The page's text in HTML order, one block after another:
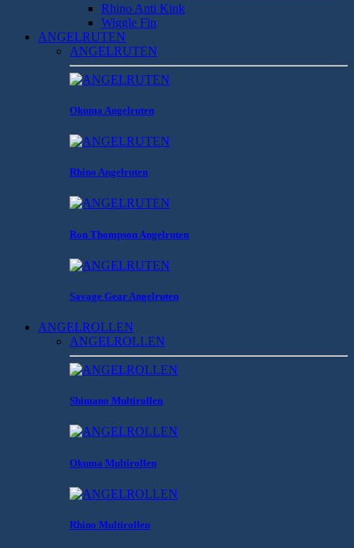
Rhino Anti Kink
Wiggle Fin
ANGELRUTEN
ANGELRUTEN
Okuma Angelruten
Rhino Angelruten
Ron Thompson Angelruten
Savage Gear Angelruten
ANGELROLLEN
ANGELROLLEN
Shimano Multirollen
Okuma Multirollen
Rhino Multirollen